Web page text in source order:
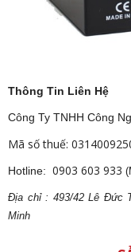
Thông Tin Liên Hệ
Công Ty TNHH Công
Mã số thuế:
Hotline: 0903 603 933
Địa chỉ : 493/42 Lê Đức
Minh